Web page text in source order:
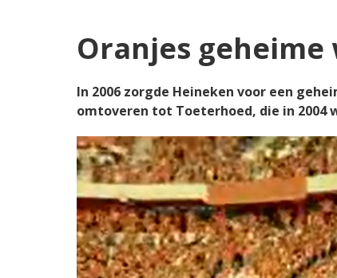
Oranjes geheime
In 2006 zorgde Heineken voor een
omtoveren tot Toeterhoed, die in 2004